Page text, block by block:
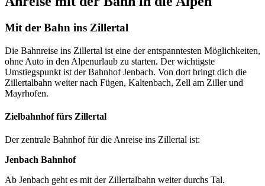
Mit der Bahn ins Zillertal
Die Bahnreise ins Zillertal ist eine der entspanntesten Möglichkeiten,
ohne Auto in den Alpenurlaub zu starten. Der wichtigste
Umstiegspunkt ist der Bahnhof Jenbach. Von dort bringt dich die
Zillertalbahn weiter nach Fügen, Kaltenbach, Zell am Ziller und
Mayrhofen.
Zielbahnhof fürs Zillertal
Der zentrale Bahnhof für die Anreise ins Zillertal ist:
Jenbach Bahnhof
Ab Jenbach geht es mit der Zillertalbahn weiter durchs Tal.